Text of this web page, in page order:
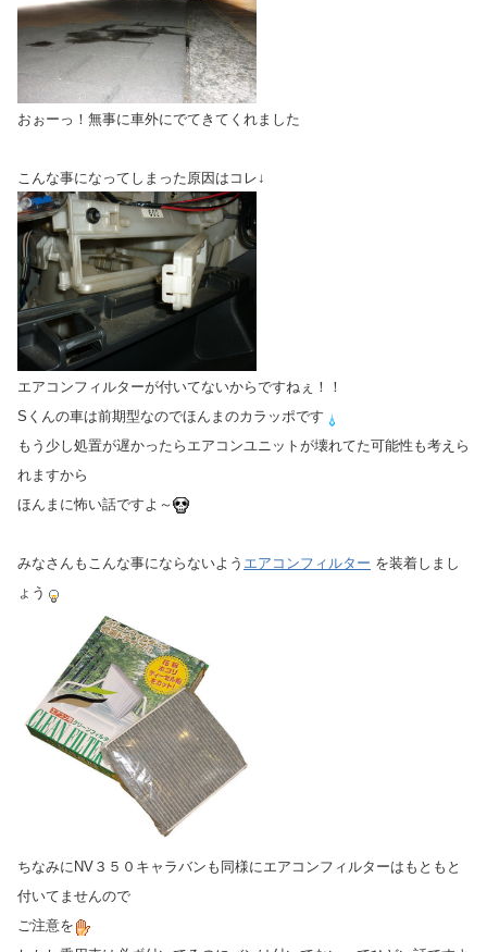
おぉーっ！無事に車外にでてきてくれました
こんな事になってしまった原因はコレ↓
エアコンフィルターが付いてないからですねぇ！！
Sくんの車は前期型なのでほんまのカラッポです
もう少し処置が遅かったらエアコンユニットが壊れてた可能性も考えら
れますから
ほんまに怖い話ですよ～
みなさんもこんな事にならないよう エアコンフィルター を装着しまし
ょう
ちなみにNV３５０キャラバンも同様にエアコンフィルターはもともと
付いてませんので
ご注意を